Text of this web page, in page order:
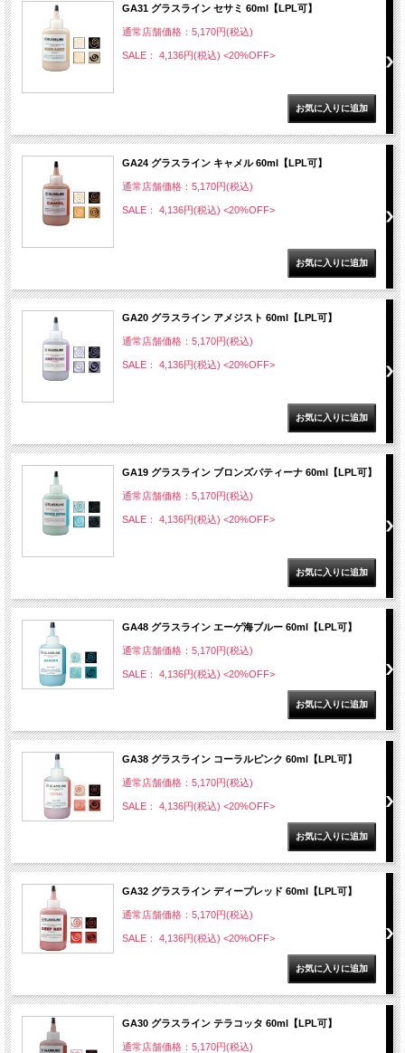
GA31 グラスライン セサミ 60ml【LPL可】
通常店舗価格：5,170円(税込)
SALE： 4,136円(税込) <20%OFF>
GA24 グラスライン キャメル 60ml【LPL可】
通常店舗価格：5,170円(税込)
SALE： 4,136円(税込) <20%OFF>
GA20 グラスライン アメジスト 60ml【LPL可】
通常店舗価格：5,170円(税込)
SALE： 4,136円(税込) <20%OFF>
GA19 グラスライン ブロンズパティーナ 60ml【LPL可】
通常店舗価格：5,170円(税込)
SALE： 4,136円(税込) <20%OFF>
GA48 グラスライン エーゲ海ブルー 60ml【LPL可】
通常店舗価格：5,170円(税込)
SALE： 4,136円(税込) <20%OFF>
GA38 グラスライン コーラルピンク 60ml【LPL可】
通常店舗価格：5,170円(税込)
SALE： 4,136円(税込) <20%OFF>
GA32 グラスライン ディープレッド 60ml【LPL可】
通常店舗価格：5,170円(税込)
SALE： 4,136円(税込) <20%OFF>
GA30 グラスライン テラコッタ 60ml【LPL可】
通常店舗価格：5,170円(税込)